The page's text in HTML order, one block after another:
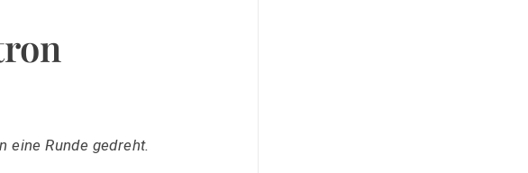
eine Runde gedreht.